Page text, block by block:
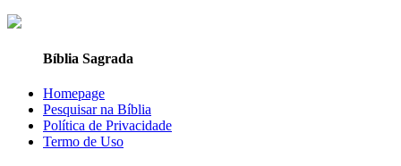
Bíblia Sagrada
Homepage
Pesquisar na Bíblia
Política de Privacidade
Termo de Uso